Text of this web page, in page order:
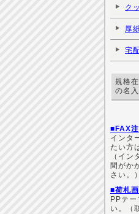
ク
厚
宅
規格
の名
■FAX
インタ
たい方
（イ
間がか
さい。）
■荷札
PPテ
い。（